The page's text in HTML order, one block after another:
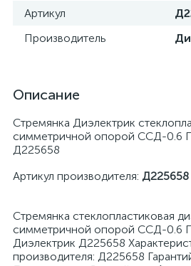
Артикул
Производитель
Описание
Стремянка Диэлектрик
симметричной опорой ССД-0.6
Д225658
Артикул производителя: Д225658
Стремянка стеклопластиковая
симметричной опорой ССД-0.6
Диэлектрик Д225658
производителя: Д225658